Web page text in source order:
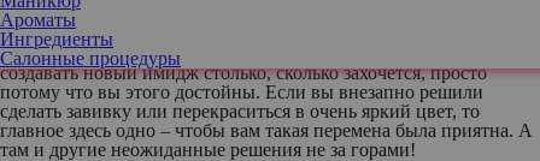
Ароматы
Ингредиенты
Салонные процедуры
жизни, с позиции «сегодня так, завтра будет по-другому».
Сегодня вы можете быть блондинкой, а завтра темно-русой или
обладательницей каштановых волос. Смена прически позволяет
создавать новый имидж столько, сколько захочется, просто
потому что вы этого достойны. Если вы внезапно решили
сделать завивку или перекраситься в очень яркий цвет, то
главное здесь одно – чтобы вам такая перемена была приятна. А
там и другие неожиданные решения не за горами!